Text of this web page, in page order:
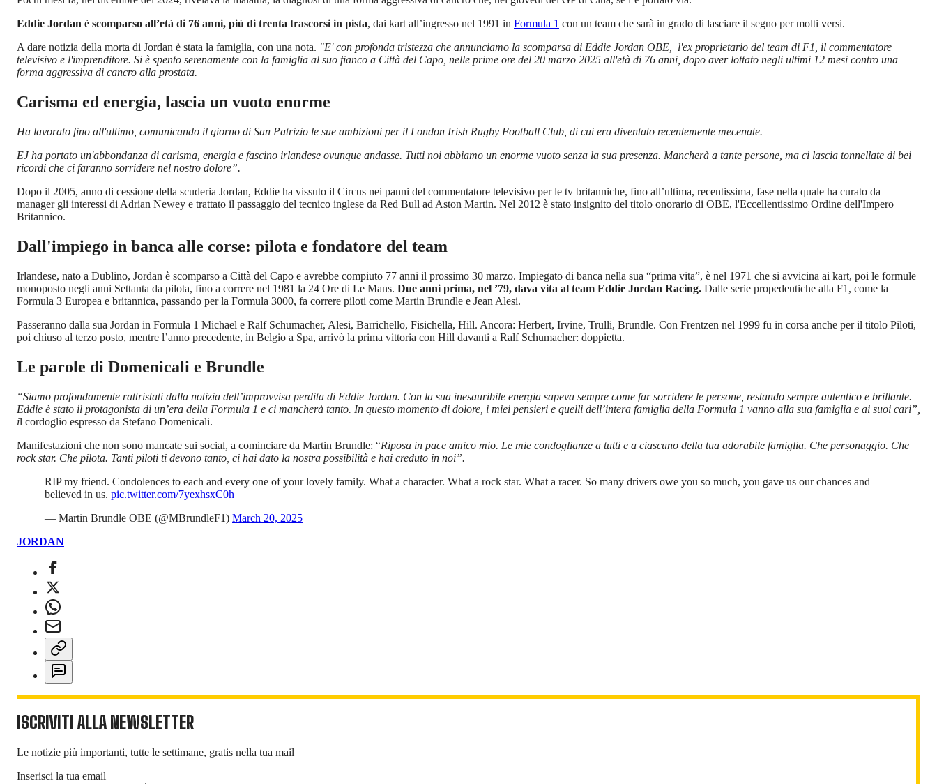
Eddie Jordan è scomparso all’età di 76 anni, più di trenta trascorsi in pista, dai kart all’ingresso nel 1991 in Formula 1 con un team che sarà in grado di lasciare il segno per molti versi.
A dare notizia della morta di Jordan è stata la famiglia, con una nota. "E' con profonda tristezza che annunciamo la scomparsa di Eddie Jordan OBE, l'ex proprietario del team di F1, il commentatore
televisivo e l'imprenditore. Si è spento serenamente con la famiglia al suo fianco a Città del Capo, nelle prime ore del 20 marzo 2025 all'età di 76 anni, dopo aver lottato negli ultimi 12 mesi contro una
forma aggressiva di cancro alla prostata.
Carisma ed energia, lascia un vuoto enorme
Ha lavorato fino all'ultimo, comunicando il giorno di San Patrizio le sue ambizioni per il London Irish Rugby Football Club, di cui era diventato recentemente mecenate.
EJ ha portato un'abbondanza di carisma, energia e fascino irlandese ovunque andasse. Tutti noi abbiamo un enorme vuoto senza la sua presenza. Mancherà a tante persone, ma ci lascia tonnellate di bei
ricordi che ci faranno sorridere nel nostro dolore”.
Dopo il 2005, anno di cessione della scuderia Jordan, Eddie ha vissuto il Circus nei panni del commentatore televisivo per le tv britanniche, fino all’ultima, recentissima, fase nella quale ha curato da
manager gli interessi di Adrian Newey e trattato il passaggio del tecnico inglese da Red Bull ad Aston Martin. Nel 2012 è stato insignito del titolo onorario di OBE, l'Eccellentissimo Ordine dell'Impero
Britannico.
Dall'impiego in banca alle corse: pilota e fondatore del team
Irlandese, nato a Dublino, Jordan è scomparso a Città del Capo e avrebbe compiuto 77 anni il prossimo 30 marzo. Impiegato di banca nella sua “prima vita”, è nel 1971 che si avvicina ai kart, poi le formule
monoposto negli anni Settanta da pilota, fino a correre nel 1981 la 24 Ore di Le Mans. Due anni prima, nel ’79, dava vita al team Eddie Jordan Racing. Dalle serie propedeutiche alla F1, come la
Formula 3 Europea e britannica, passando per la Formula 3000, fa correre piloti come Martin Brundle e Jean Alesi.
Passeranno dalla sua Jordan in Formula 1 Michael e Ralf Schumacher, Alesi, Barrichello, Fisichella, Hill. Ancora: Herbert, Irvine, Trulli, Brundle. Con Frentzen nel 1999 fu in corsa anche per il titolo Piloti,
poi chiuso al terzo posto, mentre l’anno precedente, in Belgio a Spa, arrivò la prima vittoria con Hill davanti a Ralf Schumacher: doppietta.
Le parole di Domenicali e Brundle
“Siamo profondamente rattristati dalla notizia dell’improvvisa perdita di Eddie Jordan. Con la sua inesauribile energia sapeva sempre come far sorridere le persone, restando sempre autentico e brillante.
Eddie è stato il protagonista di un’era della Formula 1 e ci mancherà tanto. In questo momento di dolore, i miei pensieri e quelli dell’intera famiglia della Formula 1 vanno alla sua famiglia e ai suoi cari”,
il cordoglio espresso da Stefano Domenicali.
Manifestazioni che non sono mancate sui social, a cominciare da Martin Brundle: “Riposa in pace amico mio. Le mie condoglianze a tutti e a ciascuno della tua adorabile famiglia. Che personaggio. Che
rock star. Che pilota. Tanti piloti ti devono tanto, ci hai dato la nostra possibilità e hai creduto in noi”.
RIP my friend. Condolences to each and every one of your lovely family. What a character. What a rock star. What a racer. So many drivers owe you so much, you gave us our chances and
believed in us. pic.twitter.com/7yexhsxC0h
— Martin Brundle OBE (@MBrundleF1) March 20, 2025
JORDAN
ISCRIVITI ALLA NEWSLETTER
Le notizie più importanti, tutte le settimane, gratis nella tua mail
Inserisci la tua email